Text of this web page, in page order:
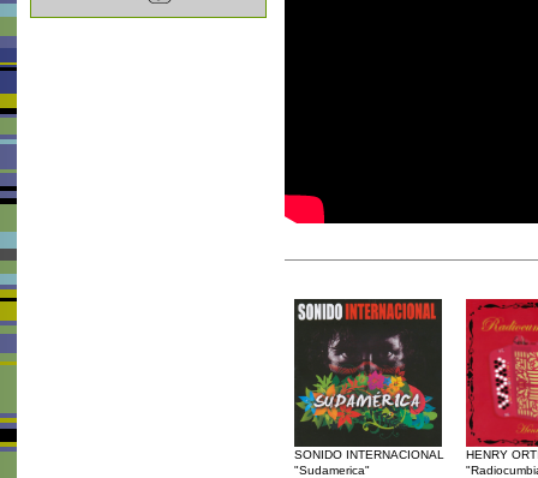
SONIDO INTERNACIONAL
"Sudamerica"
HENRY